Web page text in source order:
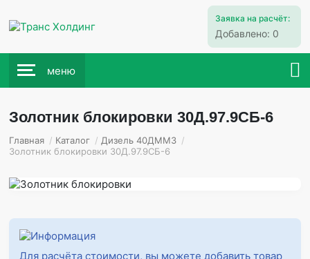
Заявка на расчёт:
Добавлено: 0
меню
Золотник блокировки 30Д.97.9СБ-6
Главная / Каталог / Дизель 40ДММЗ /
Золотник блокировки 30Д.97.9СБ-6
Для расчёта стоимости, вы можете добавить товар